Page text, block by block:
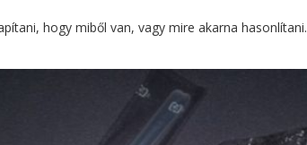
hogy miből van, vagy mire akarna hasonlítani.